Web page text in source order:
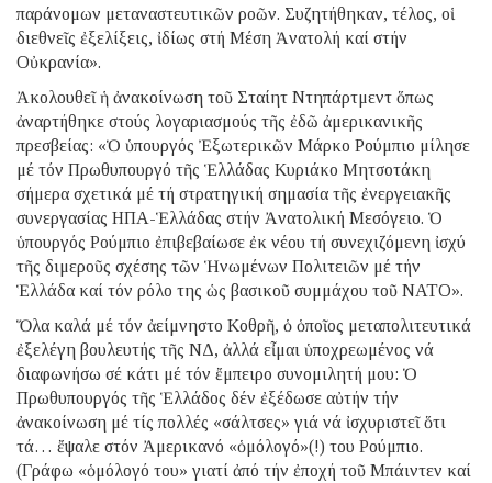
παράνομων μεταναστευτικῶν ροῶν. Συζητήθηκαν, τέλος, οἱ
διεθνεῖς ἐξελίξεις, ἰδίως στή Μέση Ἀνατολή καί στήν
Οὐκρανία».
Ἀκολουθεῖ ἡ ἀνακοίνωση τοῦ Σταίητ Ντηπάρτμεντ ὅπως
ἀναρτήθηκε στούς λογαριασμούς τῆς ἐδῶ ἀμερικανικῆς
πρεσβείας: «Ὁ ὑπουργός Ἐξωτερικῶν Μάρκο Ρούμπιο μίλησε
μέ τόν Πρωθυπουργό τῆς Ἑλλάδας Κυριάκο Μητσοτάκη
σήμερα σχετικά μέ τή στρατηγική σημασία τῆς ἐνεργειακῆς
συνεργασίας ΗΠΑ-Ἑλλάδας στήν Ἀνατολική Μεσόγειο. Ὁ
ὑπουργός Ρούμπιο ἐπιβεβαίωσε ἐκ νέου τή συνεχιζόμενη ἰσχύ
τῆς διμεροῦς σχέσης τῶν Ἡνωμένων Πολιτειῶν μέ τήν
Ἑλλάδα καί τόν ρόλο της ὡς βασικοῦ συμμάχου τοῦ ΝΑΤΟ».
Ὅλα καλά μέ τόν ἀείμνηστο Κοθρῆ, ὁ ὁποῖος μεταπολιτευτικά
ἐξελέγη βουλευτής τῆς ΝΔ, ἀλλά εἶμαι ὑποχρεωμένος νά
διαφωνήσω σέ κάτι μέ τόν ἔμπειρο συνομιλητή μου: Ὁ
Πρωθυπουργός τῆς Ἑλλάδος δέν ἐξέδωσε αὐτήν τήν
ἀνακοίνωση μέ τίς πολλές «σάλτσες» γιά νά ἰσχυριστεῖ ὅτι
τά… ἔψαλε στόν Ἀμερικανό «ὁμόλογό»(!) του Ρούμπιο.
(Γράφω «ὁμόλογό του» γιατί ἀπό τήν ἐποχή τοῦ Μπάιντεν καί